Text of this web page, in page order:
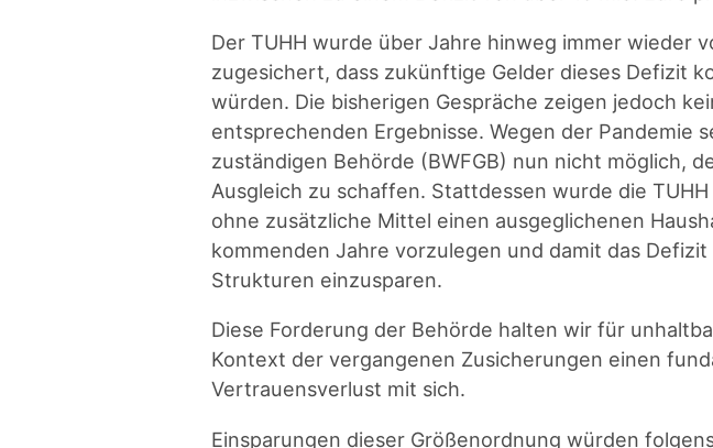
Der TUHH wurde über Jahre hinweg immer wieder
zugesichert, dass zukünftige Gelder dieses Defizit
würden. Die bisherigen Gespräche zeigen jedoch
entsprechenden Ergebnisse. Wegen der Pandemie
zuständigen Behörde (BWFGB) nun nicht möglich,
Ausgleich zu schaffen. Stattdessen wurde die
ohne zusätzliche Mittel einen ausgeglichenen
kommenden Jahre vorzulegen und damit das
Strukturen einzusparen.
Diese Forderung der Behörde halten wir für
Kontext der vergangenen Zusicherungen einen
Vertrauensverlust mit sich.
Einsparungen dieser Größenordnung würden